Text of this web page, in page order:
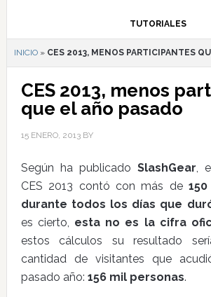
TUTORIALES
INICIO» CES 2013, MENOS PARTICIPANTES
CES 2013, menos
que el año pasado
15 ENERO, 2013BY
Según ha publicado SlashGear,
CES 2013 contó con más de
durante todos los días que
es cierto, esta no es la cifra
estos cálculos su resultado
cantidad de visitantes que
pasado año: 156 mil personas.